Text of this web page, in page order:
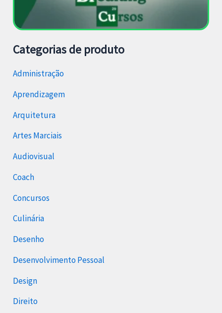
Categorias de produto
Administração
Aprendizagem
Arquitetura
Artes Marciais
Audiovisual
Coach
Concursos
Culinária
Desenho
Desenvolvimento Pessoal
Design
Direito